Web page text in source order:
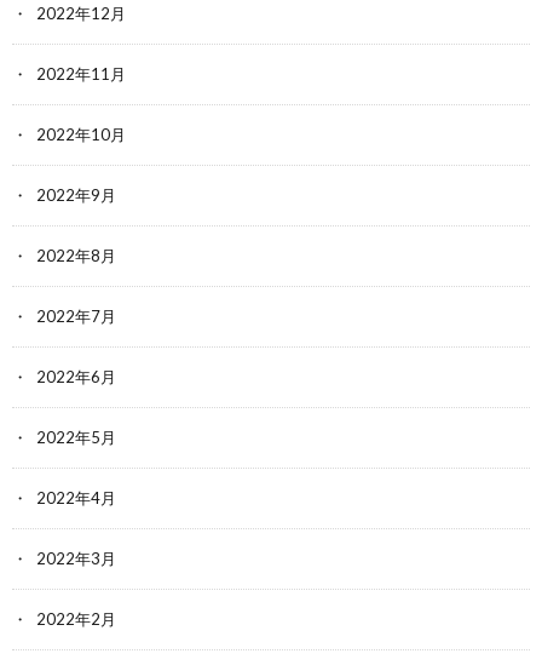
2022年12月
2022年11月
2022年10月
2022年9月
2022年8月
2022年7月
2022年6月
2022年5月
2022年4月
2022年3月
2022年2月